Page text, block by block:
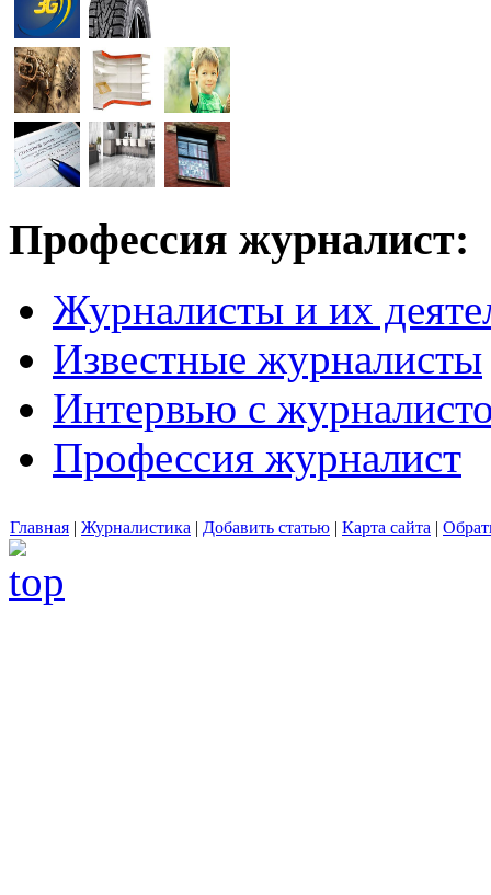
Профессия журналист:
Журналисты и их
Известные журналисты
Интервью с
Профессия журналист
Главная | Журналистика | Добавить статью | Карта сайта |